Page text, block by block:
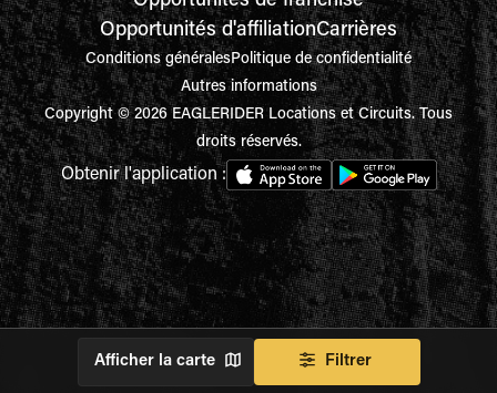
Afficher la carte Filtrer
Opportunités d'affiliationCarrières
Conditions généralesPolitique de confidentialité
Autres informations
Copyright © 2026 EAGLERIDER Locations et Circuits. Tous
droits réservés.
Obtenir l'application :